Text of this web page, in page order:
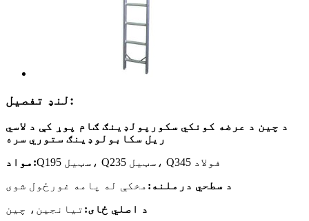
لنډ تفصیل:
د چین د عرضه کونکي سکورپولډینګ ګام پوړ کې د لاسي
ریل سکابولوډینګ ستوري سره
مواد:
Q195 سټیل، Q235 سټیل، Q345 فولاد
د سطحي درملنه: مخکې له پامه غورځول شوی
د اصلي ځای: تیانجین، چین